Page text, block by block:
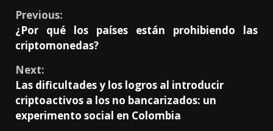
Previous:
¿Por qué los países están prohibiendo las
criptomonedas?
Next:
Las dificultades y los logros al introducir
criptoactivos a los no bancarizados: un
experimento social en Colombia